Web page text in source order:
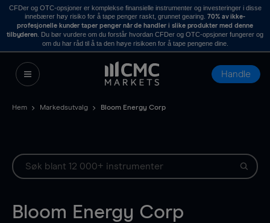
CFDer og OTC-opsjoner er komplekse finansielle instrumenter og investeringer i disse
innebærer høy risiko for å tape penger raskt, grunnet gearing. 70% av ikke-
profesjonelle kunder taper penger når de handler i slike produkter med denne
tilbyderen . Du bør vurdere om du forstår hvordan CFDer og OTC-opsjoner fungerer og
om du har råd til å ta den høye risikoen for å tape pengene dine.
Handle
Hem Markedsutvalg Bloom Energy Corp
Bloom Energy Corp